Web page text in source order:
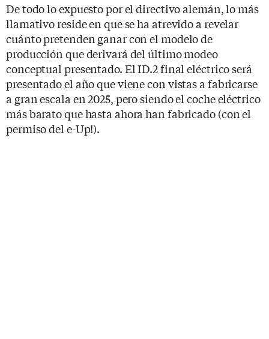
De todo lo expuesto por el directivo alemán, lo más
llamativo reside en que se ha atrevido a revelar
cuánto pretenden ganar con el modelo de
producción que derivará del último modeo
conceptual presentado. El ID.2 final eléctrico será
presentado el año que viene con vistas a fabricarse
a gran escala en 2025, pero siendo el coche eléctrico
más barato que hasta ahora han fabricado (con el
permiso del e-Up!).